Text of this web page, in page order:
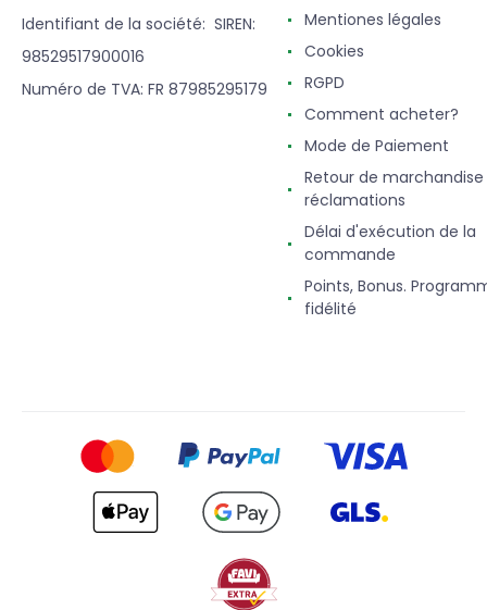
Identifiant de la société: SIREN:
98529517900016
Numéro de TVA: FR 87985295179
Mentiones légales
Cookies
RGPD
Comment acheter?
Mode de Paiement
Retour de
réclamations
Délai d'exécution de la
commande
Points, Bonus.
fidélité